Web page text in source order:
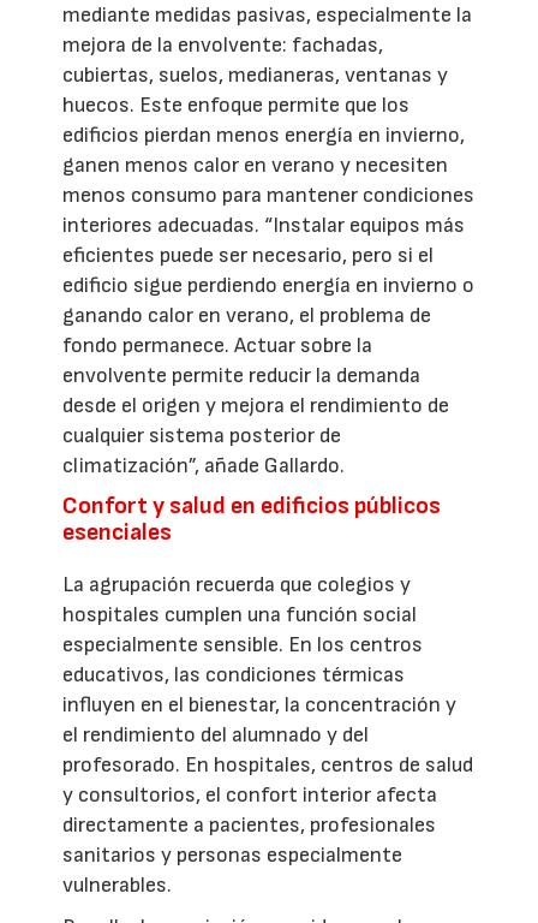
mediante medidas pasivas, especialmente la
mejora de la envolvente: fachadas,
cubiertas, suelos, medianeras, ventanas y
huecos. Este enfoque permite que los
edificios pierdan menos energía en invierno,
ganen menos calor en verano y necesiten
menos consumo para mantener condiciones
interiores adecuadas. “Instalar equipos más
eficientes puede ser necesario, pero si el
edificio sigue perdiendo energía en invierno o
ganando calor en verano, el problema de
fondo permanece. Actuar sobre la
envolvente permite reducir la demanda
desde el origen y mejora el rendimiento de
cualquier sistema posterior de
climatización”, añade Gallardo.
Confort y salud en edificios públicos
esenciales
La agrupación recuerda que colegios y
hospitales cumplen una función social
especialmente sensible. En los centros
educativos, las condiciones térmicas
influyen en el bienestar, la concentración y
el rendimiento del alumnado y del
profesorado. En hospitales, centros de salud
y consultorios, el confort interior afecta
directamente a pacientes, profesionales
sanitarios y personas especialmente
vulnerables.